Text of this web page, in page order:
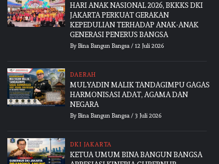
HARI ANAK NASIONAL 2026, BKKKS DKI
JAKARTA PERKUAT GERAKAN
KEPEDULIAN TERHADAP ANAK-ANAK
GENERASI PENERUS BANGSA
By Bina Bangun Bangsa/ 12 Juli 2026
DAERAH
MULYADIN MALIK TANDAGIMPU GAGAS
HARMONISASI ADAT, AGAMA DAN
NEGARA
By Bina Bangun Bangsa/ 3 Juli 2026
DKI JAKARTA
KETUA UMUM BINA BANGUN BANGSA